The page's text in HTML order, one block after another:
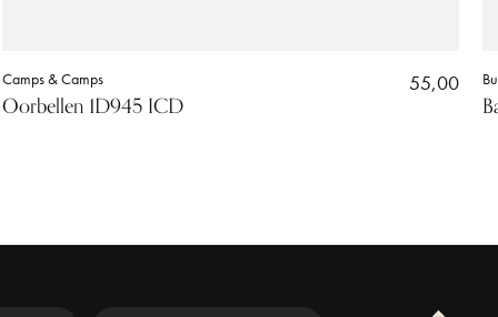
Camps & Camps
Oorbellen 1D945 ICD
55,00